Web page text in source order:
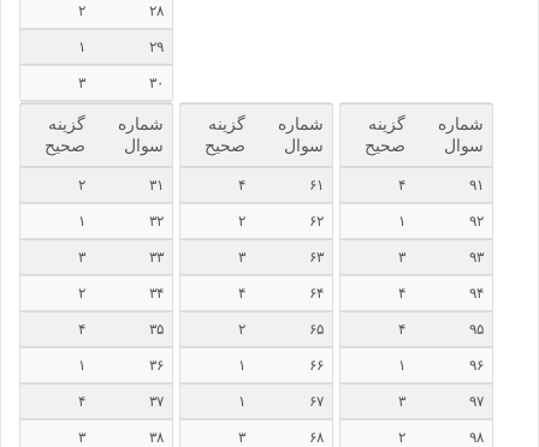
۲۸ ۲
۲۹ ۱
۳۰ ۳
شماره
سوال
گزینه
صحیح
۳۱ ۲
۳۲ ۱
۳۳ ۳
۳۴ ۲
۳۵ ۴
۳۶ ۱
۳۷ ۴
۳۸ ۳
شماره
سوال
گزینه
صحیح
۶۱ ۴
۶۲ ۲
۶۳ ۳
۶۴ ۴
۶۵ ۲
۶۶ ۱
۶۷ ۱
۶۸ ۳
شماره
سوال
گزینه
صحیح
۹۱ ۴
۹۲ ۱
۹۳ ۳
۹۴ ۴
۹۵ ۴
۹۶ ۱
۹۷ ۳
۹۸ ۲